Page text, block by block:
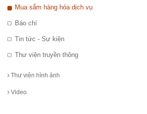
Mua sắm hàng hóa dịch vụ
Báo chí
Tin tức - Sự kiện
Thư viện truyền thông
Thư viện hình ảnh
Video